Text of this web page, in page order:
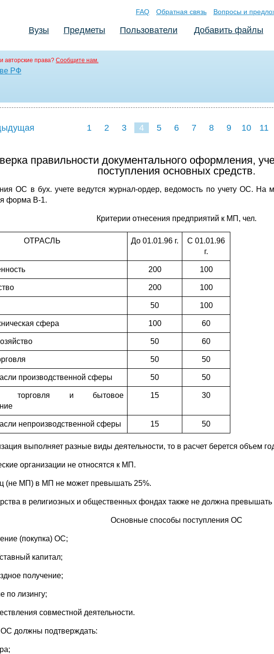
FAQ Обратная связь Вопросы и
Вузы Предметы Пользователи Добавить файлы
авторские права? Сообщите нам.
РФ
1 2 3 4 5 6 7 8 9 10 11
правильности документального оформления,
поступления основных средств.
ОС в бух. учете ведутся журнал-ордер, ведомость по учету ОС. На
форма В-1.
Критерии отнесения предприятий к МП, чел.
ОТРАСЛЬ До 01.01.96 г.
С 01.01.96
г.
200 100
200 100
50 100
сфера 100 60
50 60
50 50
производственной сферы 50 50
торговля и бытовое
15 30
непроизводственной сферы 15 50
выполняет разные виды деятельности, то в расчет берется объем
организации не относятся к МП.
(не МП) в МП не может превышать 25%.
в религиозных и общественных фондах также не должна превышать
Основные способы поступления ОС
(покупка) ОС;
капитал;
получение;
по лизингу;
совместной деятельности.
ОС должны подтверждать: